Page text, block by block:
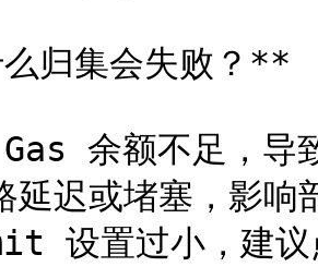
归集会失败？**
余额不足，导
迟或堵塞，影响
设置过小，建